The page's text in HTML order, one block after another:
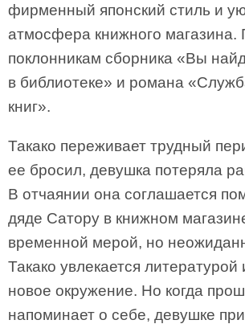
фирменный японский стиль и
атмосфера книжного магазина.
поклонникам сборника «Вы
в библиотеке» и романа
книг».
Такако переживает трудный
ее бросил, девушка потеряла
В отчаянии она соглашается
дяде Сатору в книжном
временной мерой, но
Такако увлекается литературой
новое окружение. Но когда
напоминает о себе, девушке